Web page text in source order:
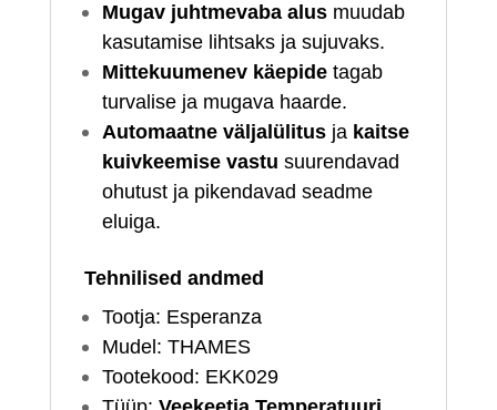
Mugav juhtmevaba alusmuudab
kasutamise lihtsaks ja sujuvaks.
Mittekuumenev käepidetagab
turvalise ja mugava haarde.
Automaatne väljalülitusja kaitse
kuivkeemise vastu suurendavad
ohutust ja pikendavad seadme
eluiga.
Tehnilised andmed
Tootja: Esperanza
Mudel: THAMES
Tootekood: EKK029